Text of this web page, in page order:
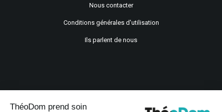
Nous contacter
Conditions générales d'utilisation
Ils parlent de nous
ThéoDom prend soin